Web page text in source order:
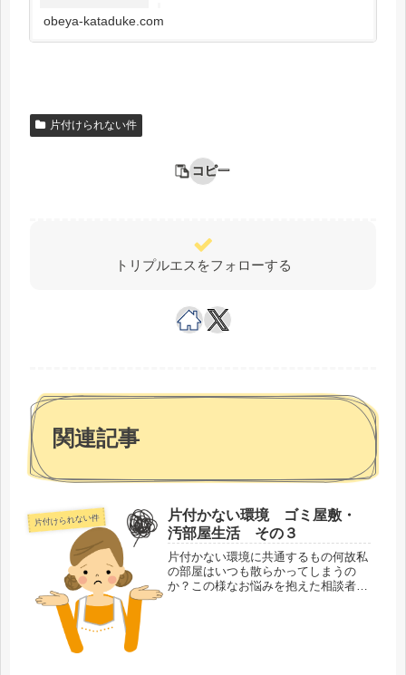
obeya-kataduke.com
片付けられない件
コピー
トリプルエスをフォローする
関連記事
片付けられない件
片付かない環境 ゴミ屋敷・
汚部屋生活 その３
片付かない環境に共通するもの何故私
の部屋はいつも散らかってしまうの
か？この様なお悩みを抱えた相談者さ